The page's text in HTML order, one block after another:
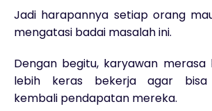
Jadi harapannya setiap orang
mengatasi badai masalah ini.
Dengan begitu, karyawan
lebih keras bekerja agar bisa
kembali pendapatan mereka.